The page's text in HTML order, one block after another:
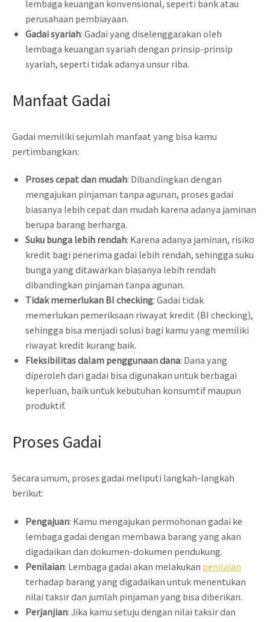
lembaga keuangan konvensional, seperti bank atau
perusahaan pembiayaan.
Gadai syariah: Gadai yang diselenggarakan oleh
lembaga keuangan syariah dengan prinsip-prinsip
syariah, seperti tidak adanya unsur riba.
Manfaat Gadai
Gadai memiliki sejumlah manfaat yang bisa kamu
pertimbangkan:
Proses cepat dan mudah: Dibandingkan dengan
mengajukan pinjaman tanpa agunan, proses gadai
biasanya lebih cepat dan mudah karena adanya jaminan
berupa barang berharga.
Suku bunga lebih rendah: Karena adanya jaminan, risiko
kredit bagi penerima gadai lebih rendah, sehingga suku
bunga yang ditawarkan biasanya lebih rendah
dibandingkan pinjaman tanpa agunan.
Tidak memerlukan BI checking: Gadai tidak
memerlukan pemeriksaan riwayat kredit (BI checking),
sehingga bisa menjadi solusi bagi kamu yang memiliki
riwayat kredit kurang baik.
Fleksibilitas dalam penggunaan dana: Dana yang
diperoleh dari gadai bisa digunakan untuk berbagai
keperluan, baik untuk kebutuhan konsumtif maupun
produktif.
Proses Gadai
Secara umum, proses gadai meliputi langkah-langkah
berikut:
Pengajuan: Kamu mengajukan permohonan gadai ke
lembaga gadai dengan membawa barang yang akan
digadaikan dan dokumen-dokumen pendukung.
Penilaian: Lembaga gadai akan melakukan penilaian
terhadap barang yang digadaikan untuk menentukan
nilai taksir dan jumlah pinjaman yang bisa diberikan.
Perjanjian: Jika kamu setuju dengan nilai taksir dan